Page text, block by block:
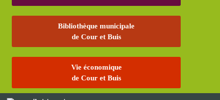
Bibliothèque municipale
de Cour et Buis
Vie économique
de Cour et Buis